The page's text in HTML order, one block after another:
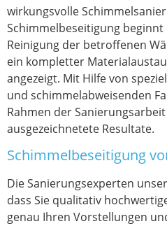
wirkungsvolle
Schimmelbeseitigung
Reinigung der betroffenen
ein kompletter
angezeigt. Mit Hilfe von
und schimmelabweisenden
Rahmen der
ausgezeichnetete Resultate.
Schimmelbeseitigung
Die Sanierungsexperten
dass Sie qualitativ
genau Ihren Vorstellungen